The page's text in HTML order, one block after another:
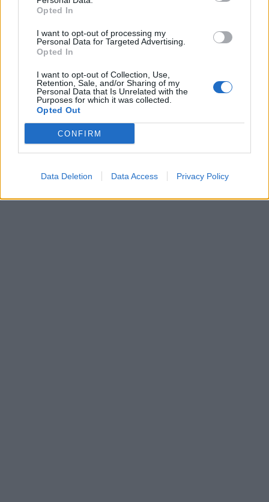
Opted In
I want to opt-out of processing my
Personal Data for Targeted Advertising.
Opted In
I want to opt-out of Collection, Use,
Retention, Sale, and/or Sharing of my
Personal Data that Is Unrelated with the
Purposes for which it was collected.
Opted Out
CONFIRM
Data Deletion Data Access Privacy Policy
In evidenza